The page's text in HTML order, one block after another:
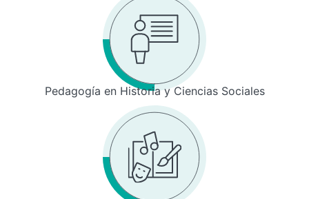
Pedagogía en Historia y Ciencias Sociales